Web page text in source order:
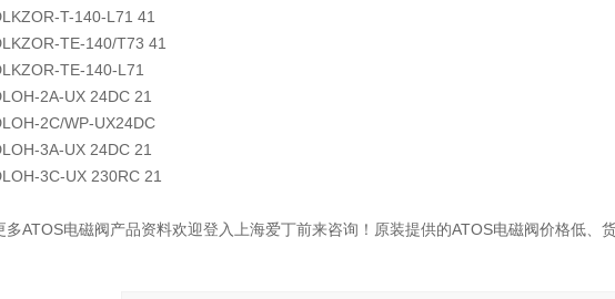
T-140-L71 41
TE-140/T73 41
TE-140-L71
2A-UX 24DC 21
2C/WP-UX24DC
3A-UX 24DC 21
3C-UX 230RC 21
多ATOS电磁阀产品资料欢迎登入上海爱丁前来咨询！原装提供的ATOS电磁阀价格低、